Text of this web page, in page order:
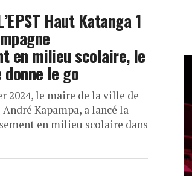
Haut Katanga 1
en milieu scolaire, le
le go
2024, le maire de la ville de
Kapampa, a lancé la
en milieu scolaire dans